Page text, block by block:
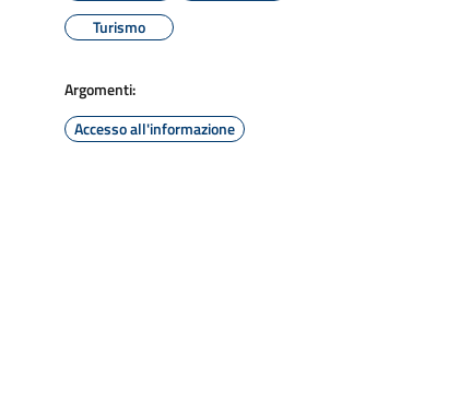
Turismo
Argomenti:
Accesso all'informazione